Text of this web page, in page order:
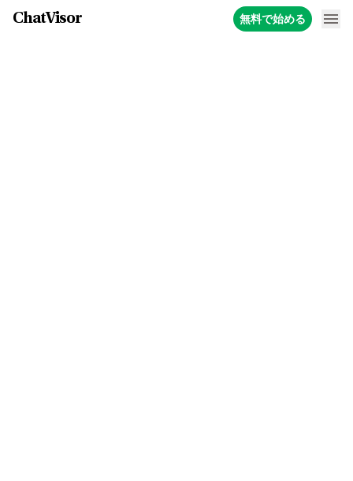
ChatVisor 無料で始める